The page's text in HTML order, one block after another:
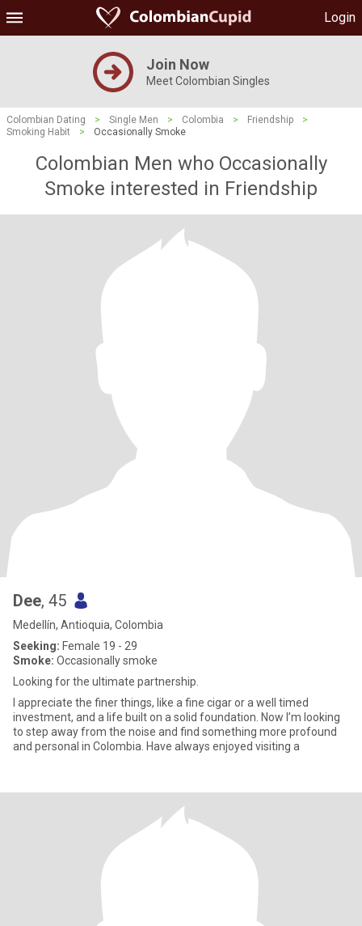
Login
Join Now
Meet Colombian Singles
Colombian Dating > Single Men > Colombia > Friendship
>
Smoking Habit
> Occasionally Smoke
Colombian Men who Occasionally
Smoke interested in Friendship
Dee, 45
Medellín, Antioquia, Colombia
Seeking: Female 19 - 29
Smoke: Occasionally smoke
Looking for the ultimate partnership.
I appreciate the finer things, like a fine cigar or a well timed
investment, and a life built on a solid foundation. Now I’m looking
to step away from the noise and find something more profound
and personal in Colombia. Have always enjoyed visiting a